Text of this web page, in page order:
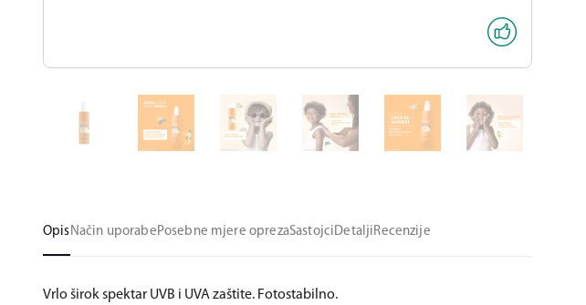
OpisNačin uporabePosebne mjere oprezaSastojciDetaljiRecenzije
Vrlo širok spektar UVB i UVA zaštite. Fotostabilno.